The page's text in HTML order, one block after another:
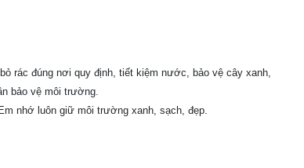
rác đúng nơi quy định, tiết kiệm nước, bảo vệ cây xanh,
bảo vệ môi trường.
nhớ luôn giữ môi trường xanh, sạch, đẹp.